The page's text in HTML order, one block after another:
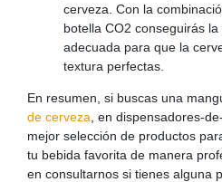
cerveza. Con la
botella CO2 conseguirás
adecuada para que la
textura perfectas.
En resumen, si buscas una
de cerveza , en dispensadores-
mejor selección de productos
tu bebida favorita de manera
en consultarnos si tienes alguna